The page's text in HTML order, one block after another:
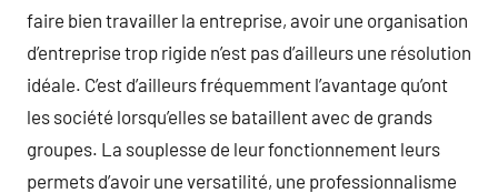
faire bien travailler la entreprise, avoir une organisation
d’entreprise trop rigide n’est pas d’ailleurs une résolution
idéale. C’est d’ailleurs fréquemment l’avantage qu’ont
les société lorsqu’elles se bataillent avec de grands
groupes. La souplesse de leur fonctionnement leurs
permets d’avoir une versatilité, une professionnalisme